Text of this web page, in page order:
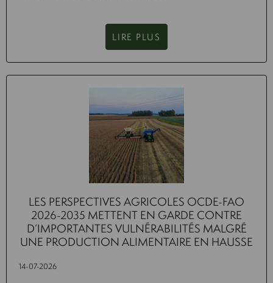
LIRE PLUS
LES PERSPECTIVES AGRICOLES OCDE-FAO
2026-2035 METTENT EN GARDE CONTRE
D’IMPORTANTES VULNÉRABILITÉS MALGRÉ
UNE PRODUCTION ALIMENTAIRE EN HAUSSE
14-07-2026